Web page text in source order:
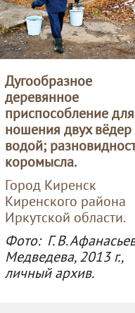
Дугообразное
деревянное
приспособление для
ношения двух вёдер
водой;
коромысла.
Город Киренск
Киренского района
Иркутской области.
Фото: Г. В.
Медведева, 2013 г.,
личный архив.